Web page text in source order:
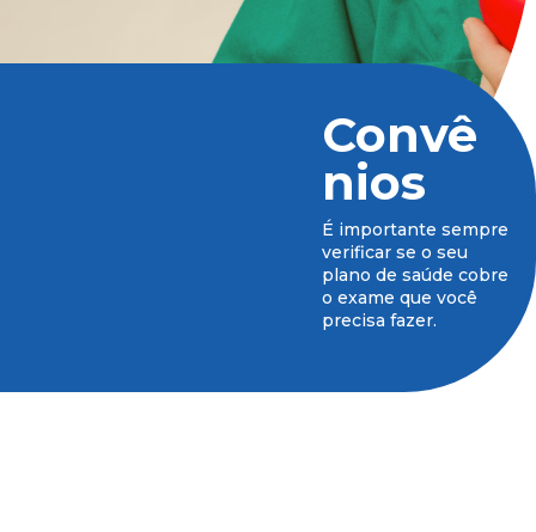
Convê
nios
É importante sempre
verificar se o seu
plano de saúde cobre
o exame que você
precisa fazer.